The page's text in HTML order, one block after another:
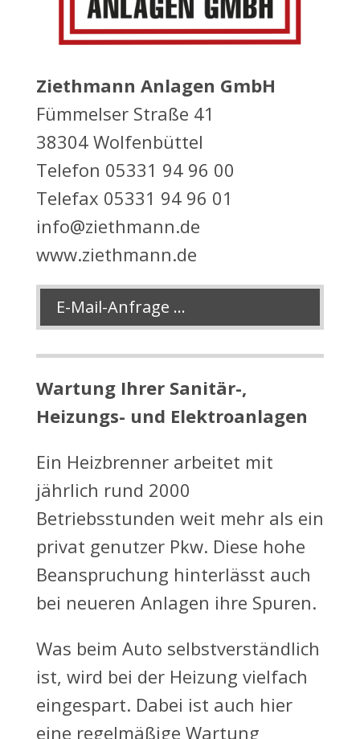
Ziethmann Anlagen GmbH
Fümmelser Straße 41
38304 Wolfenbüttel
Telefon 05331 94 96 00
Telefax 05331 94 96 01
info@ziethmann.de
www.ziethmann.de
E-Mail-Anfrage ...
Wartung Ihrer Sanitär-,
Heizungs- und Elektroanlagen
Ein Heizbrenner arbeitet mit
jährlich rund 2000
Betriebsstunden weit mehr als ein
privat genutzer Pkw. Diese hohe
Beanspruchung hinterlässt auch
bei neueren Anlagen ihre Spuren.
Was beim Auto selbstverständlich
ist, wird bei der Heizung vielfach
eingespart. Dabei ist auch hier
eine regelmäßige Wartung